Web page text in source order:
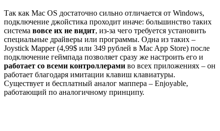
Так как Mac OS достаточно сильно отличается от Windows,
подключение джойстика проходит иначе: большинство таких
система вовсе их не видит, из-за чего требуется установить
специальные драйверы или программы. Одна из таких –
Joystick Mapper (4,99$ или 349 рублей в Mac App Store) после
подключение геймпада позволяет сразу же настроить его и
работает со всеми контроллерами во всех приложениях – он
работает благодаря имитации клавиш клавиатуры.
Существует и бесплатный аналог маппера – Enjoyable,
работающий по аналогичному принципу.